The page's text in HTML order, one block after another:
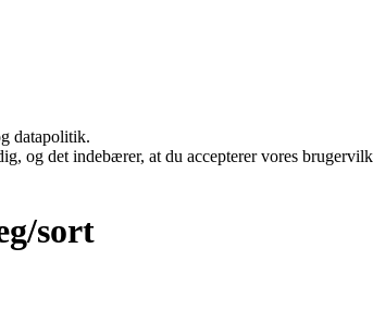
datapolitik.
og det indebærer, at du accepterer vores
sort